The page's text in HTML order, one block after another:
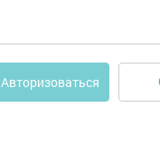
Авторизоваться